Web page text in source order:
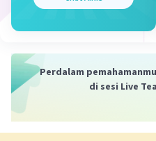
10
tidak menuliskan
Perdalam
di sesi Live